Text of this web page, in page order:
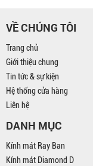
VỀ CHÚNG TÔI
Trang chủ
Giới thiệu chung
Tin tức & sự kiện
Hệ thống cửa hàng
Liên hệ
DANH MỤC
Kính mát Ray Ban
Kính mát Diamond D